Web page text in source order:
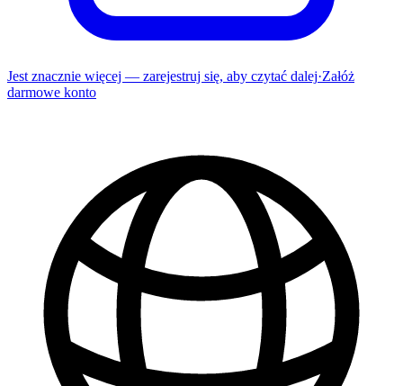
Jest znacznie więcej — zarejestruj się, aby czytać dalej·Załóż
darmowe konto